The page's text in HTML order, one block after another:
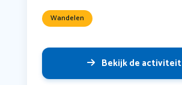
Wandelen
Bekijk de activiteit